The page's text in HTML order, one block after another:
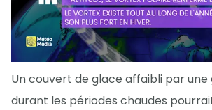
Un couvert de glace affaibli par
durant les périodes chaudes